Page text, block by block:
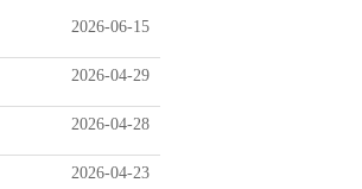
2026-06-15
2026-04-29
2026-04-28
2026-04-23